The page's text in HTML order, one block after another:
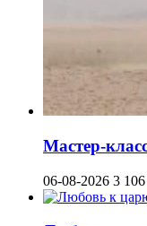
Мастер-
06-08-2026 3 106